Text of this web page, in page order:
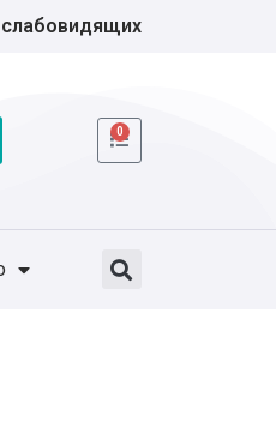
0